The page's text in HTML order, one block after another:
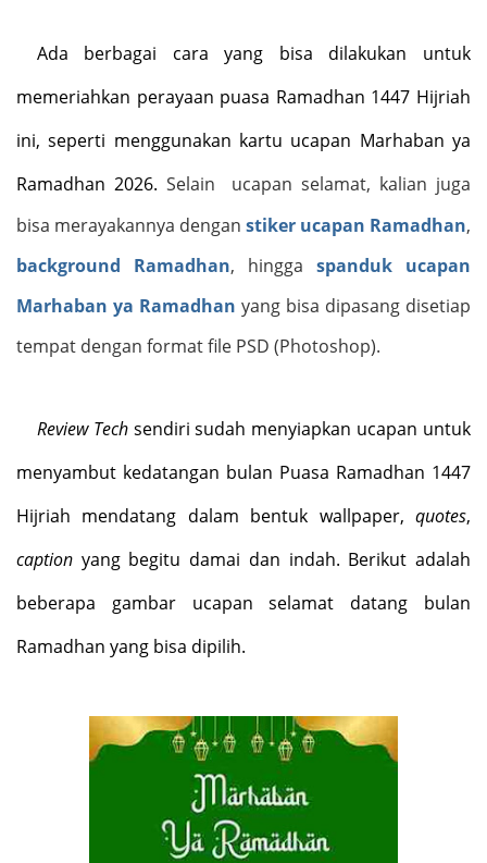
Ada berbagai cara yang bisa dilakukan untuk
memeriahkan perayaan puasa Ramadhan 1447 Hijriah
ini, seperti menggunakan kartu ucapan Marhaban ya
Ramadhan 2026. Selain ucapan selamat, kalian juga
bisa merayakannya dengan stiker ucapan Ramadhan,
background Ramadhan, hingga spanduk ucapan
Marhaban ya Ramadhan yang bisa dipasang disetiap
tempat dengan format file PSD (Photoshop).
Review Techsendiri sudah menyiapkan ucapan untuk
menyambut kedatangan bulan Puasa Ramadhan 1447
Hijriah mendatang dalam bentuk wallpaper, quotes,
caption yang begitu damai dan indah. Berikut adalah
beberapa gambar ucapan selamat datang bulan
Ramadhan yang bisa dipilih.